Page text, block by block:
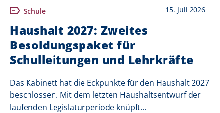
Schule 15. Juli 2026
Haushalt 2027: Zweites
Besoldungspaket für
Schulleitungen und Lehrkräfte
Das Kabinett hat die Eckpunkte für den Haushalt 2027
beschlossen. Mit dem letzten Haushaltsentwurf der
laufenden Legislaturperiode knüpft...